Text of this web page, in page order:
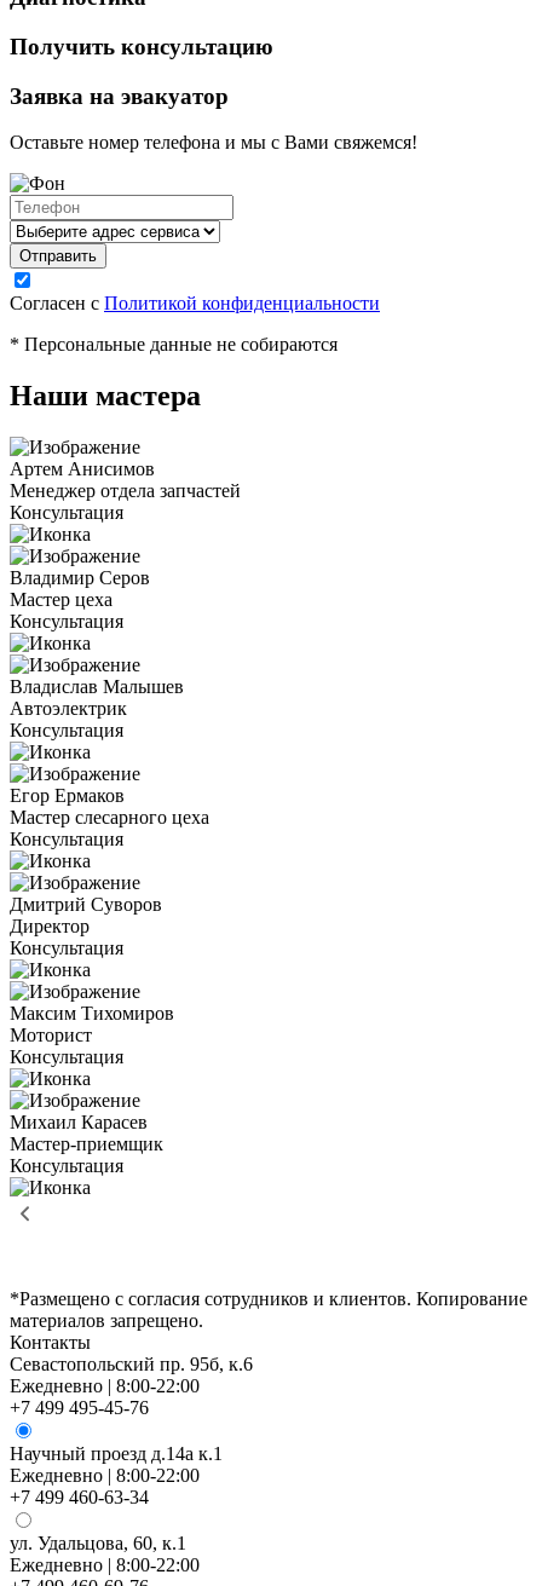
Получить консультацию
Заявка на эвакуатор
Оставьте номер телефона и мы с Вами свяжемся!
Согласен с Политикой конфиденциальности
* Персональные данные не собираются
Наши мастера
Артем Анисимов
Менеджер отдела запчастей
Консультация
Владимир Серов
Мастер цеха
Консультация
Владислав Малышев
Автоэлектрик
Консультация
Егор Ермаков
Мастер слесарного цеха
Консультация
Дмитрий Суворов
Директор
Консультация
Максим Тихомиров
Моторист
Консультация
Михаил Карасев
Мастер-приемщик
Консультация
*Размещено с согласия сотрудников и клиентов. Копирование
материалов запрещено.
Контакты
Севастопольский пр. 95б, к.6
Ежедневно | 8:00-22:00
+7 499 495-45-76
Научный проезд д.14а к.1
Ежедневно | 8:00-22:00
+7 499 460-63-34
ул. Удальцова, 60, к.1
Ежедневно | 8:00-22:00